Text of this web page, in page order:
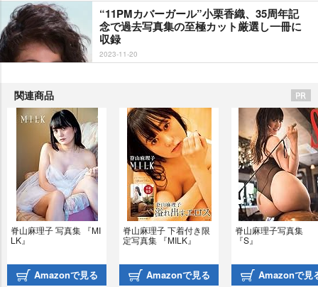
“11PMカバーガール”小栗香織、35周年記
念で過去写真集の至極カット厳選し一冊に
収録
2023-11-20
関連商品
脊山麻理子 写真集 『MI
LK』
Amazonで見る
脊山麻理子 下着付き限
定写真集 『MILK』
Amazonで見る
脊山麻理子写真集
『S』
Amazonで見